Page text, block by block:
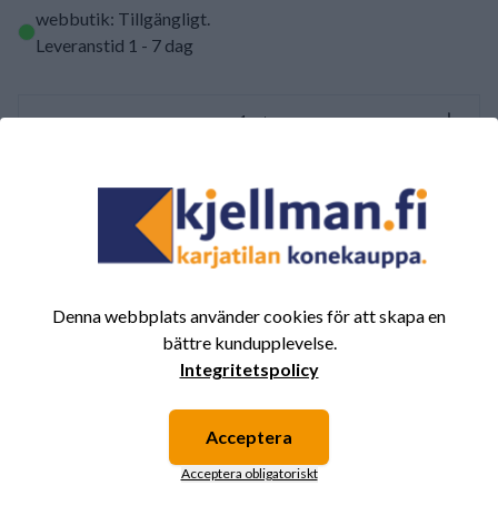
webbutik: Tillgängligt.
Leveranstid 1 - 7 dag
st
LÄGG TILL I VARUKORGEN
(0/5) Totalt 0 Recensioner
Denna webbplats använder cookies för att skapa en
bättre kundupplevelse.
Integritetspolicy
Acceptera
Acceptera obligatoriskt